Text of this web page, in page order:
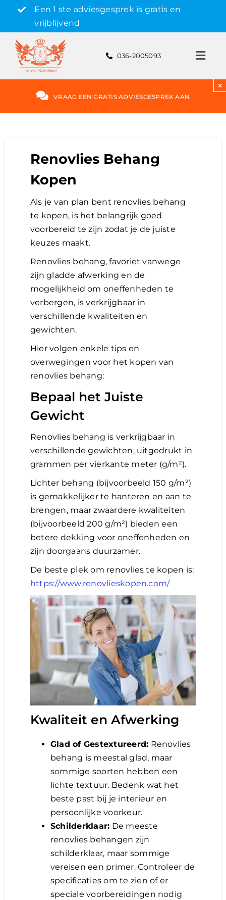
content
Een 1 ste adviesgesprek is gratis en
vrijblijvend
Hypotheek
Hypotheekvormen
Bereken
Overwaarde
over advies nederland
Renovlies
036-2005093
VRAAG EEN GRATIS ADVIESGESPREK AAN
×
Renovlies Behang
Kopen
Als je van plan bent renovlies behang
te kopen, is het belangrijk goed
voorbereid te zijn zodat je de juiste
keuzes maakt.
Renovlies behang, favoriet vanwege
zijn gladde afwerking en de
mogelijkheid om oneffenheden te
verbergen, is verkrijgbaar in
verschillende kwaliteiten en
gewichten.
Hier volgen enkele tips en
overwegingen voor het kopen van
renovlies behang:
Bepaal het Juiste
Gewicht
Renovlies behang is verkrijgbaar in
verschillende gewichten, uitgedrukt in
grammen per vierkante meter (g/m²).
Lichter behang (bijvoorbeeld 150 g/m²)
is gemakkelijker te hanteren en aan te
brengen, maar zwaardere kwaliteiten
(bijvoorbeeld 200 g/m²) bieden een
betere dekking voor oneffenheden en
zijn doorgaans duurzamer.
De beste plek om renovlies te kopen is:
https://www.renovlieskopen.com/
Kwaliteit en Afwerking
Glad of Gestextureerd: Renovlies
behang is meestal glad, maar
sommige soorten hebben een
lichte textuur. Bedenk wat het
beste past bij je interieur en
persoonlijke voorkeur.
Schilderklaar: De meeste
renovlies behangen zijn
schilderklaar, maar sommige
vereisen een primer. Controleer de
specificaties om te zien of er
speciale voorbereidingen nodig